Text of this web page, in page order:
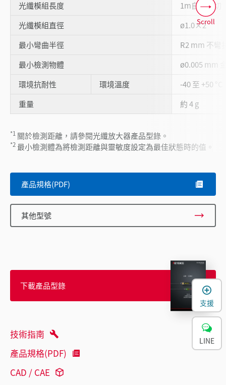
光纖模組長度
1m自由裁切
光纖模組直徑
ø1.0×2
最小彎曲半徑
R2 mm 不彎
最小檢測物體
ø0.005 mm
環境抗耐性
環境溫度
-40 至 +50 °C
重量
約 4 g
*1 關於檢測距離，請參閱光纖放大器產品型錄。
*2 最小檢測體為將檢測距離與靈敏度設定為最佳狀態時的值。
Scroll
產品規格(PDF)
其他型號
下載產品型錄
技術指南
產品規格(PDF)
CAD / CAE
支援
LINE